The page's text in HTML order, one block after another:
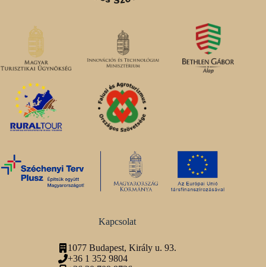
Kapcsolat
1077 Budapest, Király u. 93.
+36 1 352 9804